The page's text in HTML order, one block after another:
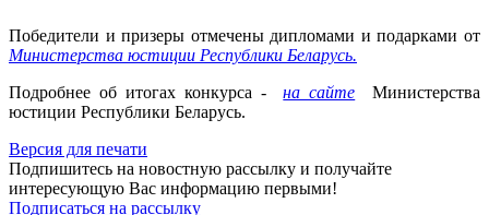
Победители и призеры отмечены дипломами и подарками от
Министерства юстиции Республики Беларусь.
Подробнее об итогах конкурса -на сайте Министерства
юстиции Республики Беларусь.
Версия для печати
Подпишитесь на новостную рассылку и получайте
интересующую Вас информацию первыми!
Подписаться на рассылку